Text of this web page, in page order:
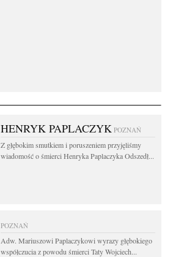
HENRYK PAPLACZYK POZNAŃ
Z głębokim smutkiem i poruszeniem przyjęliśmy
wiadomość o śmierci Henryka Paplaczyka Odszedł...
POZNAŃ
Adw. Mariuszowi Paplaczykowi wyrazy głębokiego
współczucia z powodu śmierci Taty Wojciech...